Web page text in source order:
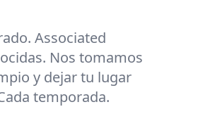
Associated
Nos tomamos
y dejar tu lugar
temporada.